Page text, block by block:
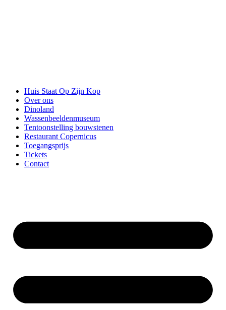
Huis Staat Op Zijn Kop
Over ons
Dinoland
Wassenbeeldenmuseum
Tentoonstelling bouwstenen
Restaurant Copernicus
Toegangsprijs
Tickets
Contact